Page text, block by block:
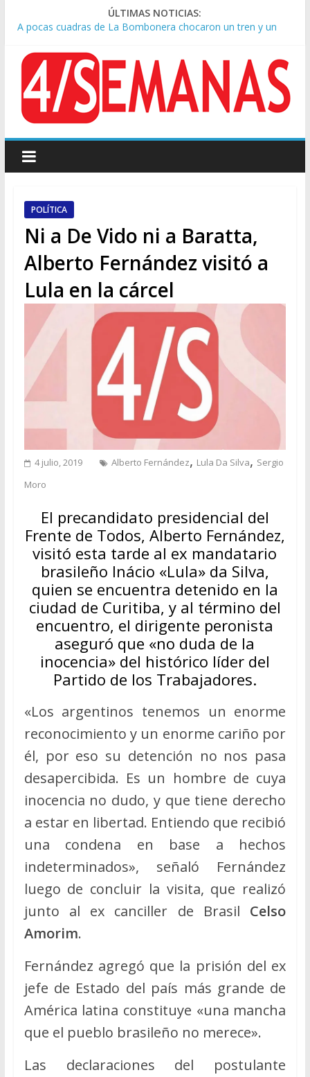
ÚLTIMAS NOTICIAS:
A pocas cuadras de La Bombonera chocaron un tren y un
Día de San Cayetano: masiva marcha a Plaza de Mayo de
sindicatos y organizaciones sociales
Pesar por la muerte de Leandro Rud, histórico representante
y conductor de TV
Tras la aprobación de la ley de propiedad privada, Bullrich
Causa AFA: el juez Amarante calificó de “ficción judicial” el
traslado del expediente a Campana
POLÍTICA
Ni a De Vido ni a Baratta,
Alberto Fernández visitó a
Lula en la cárcel
4 julio, 2019 Alberto Fernández, Lula Da Silva, Sergio
Moro
El precandidato presidencial del
Frente de Todos, Alberto Fernández,
visitó esta tarde al ex mandatario
brasileño Inácio «Lula» da Silva,
quien se encuentra detenido en la
ciudad de Curitiba, y al término del
encuentro, el dirigente peronista
aseguró que «no duda de la
inocencia» del histórico líder del
Partido de los Trabajadores.
«Los argentinos tenemos un enorme
reconocimiento y un enorme cariño por
él, por eso su detención no nos pasa
desapercibida. Es un hombre de cuya
inocencia no dudo, y que tiene derecho
a estar en libertad. Entiendo que recibió
una condena en base a hechos
indeterminados», señaló Fernández
luego de concluir la visita, que realizó
junto al ex canciller de Brasil Celso
Amorim.
Fernández agregó que la prisión del ex
jefe de Estado del país más grande de
América latina constituye «una mancha
que el pueblo brasileño no merece».
Las declaraciones del postulante